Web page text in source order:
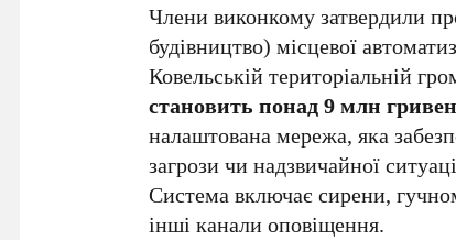
Члени виконкому затвердили
будівництво) місцевої
Ковельській територіальній
становить понад 9 млн
налаштована мережа, яка
загрози чи надзвичайної
Система включає сирени,
інші канали оповіщення.